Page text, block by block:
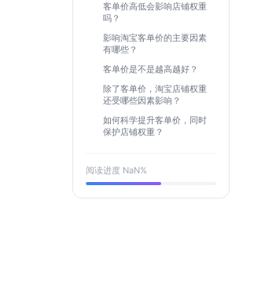
客单价高低会影响店铺权重
吗？
影响淘宝客单价的主要因素
有哪些？
客单价是不是越高越好？
除了客单价，淘宝店铺权重
还受哪些因素影响？
如何科学提升客单价，同时
保护店铺权重？
阅读进度 NaN%